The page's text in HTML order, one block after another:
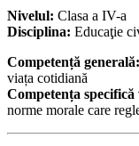
Nivelul: Clasa a IV-a
Disciplina: Educaţie
Competență generală:
viața cotidiană
Competența
norme morale care